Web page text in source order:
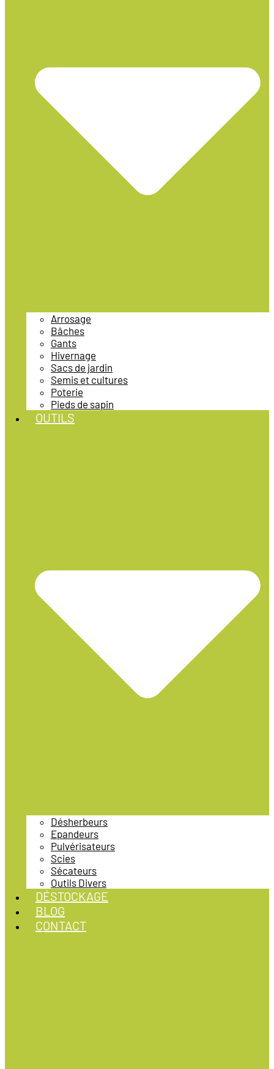
Arrosage
Bâches
Gants
Hivernage
Sacs de jardin
Semis et cultures
Poterie
Pieds de sapin
OUTILS
Désherbeurs
Epandeurs
Pulvérisateurs
Scies
Sécateurs
Outils Divers
DÉSTOCKAGE
BLOG
CONTACT